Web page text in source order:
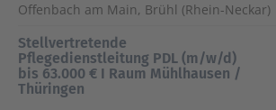
Offenbach am Main, Brühl (Rhein-Neckar)
Stellvertretende
Pflegedienstleitung PDL (m/w/d)
bis 63.000 € I Raum Mühlhausen /
Thüringen